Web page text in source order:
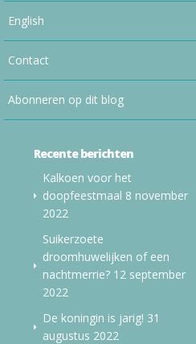
English
Contact
Abonneren op dit blog
Recente berichten
Kalkoen voor het
doopfeestmaal 8 november
2022
Suikerzoete
droomhuwelijken of een
nachtmerrie? 12 september
2022
De koningin is jarig! 31
augustus 2022